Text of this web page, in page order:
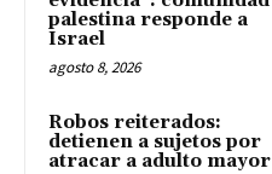
palestina responde a
Israel
agosto 8, 2026
Robos reiterados:
detienen a sujetos por
atracar a adulto mayor